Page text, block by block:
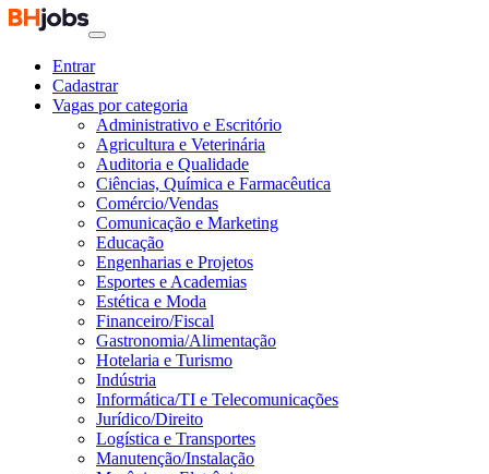
Entrar
Cadastrar
Vagas por categoria
Administrativo e Escritório
Agricultura e Veterinária
Auditoria e Qualidade
Ciências, Química e Farmacêutica
Comércio/Vendas
Comunicação e Marketing
Educação
Engenharias e Projetos
Esportes e Academias
Estética e Moda
Financeiro/Fiscal
Gastronomia/Alimentação
Hotelaria e Turismo
Indústria
Informática/TI e Telecomunicações
Jurídico/Direito
Logística e Transportes
Manutenção/Instalação